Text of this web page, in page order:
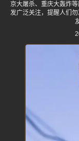
京大屠杀、重庆大轰炸
发广泛关注，提醒人们